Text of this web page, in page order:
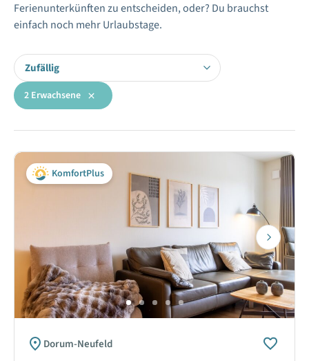
Ferienunterkünften zu entscheiden, oder? Du brauchst
einfach noch mehr Urlaubstage.
2 Erwachsene
Zufällig
KomfortPlus
Next
Dorum-Neufeld